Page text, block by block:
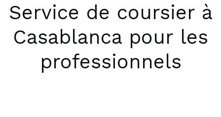
Service de coursier à
Casablanca pour les
professionnels